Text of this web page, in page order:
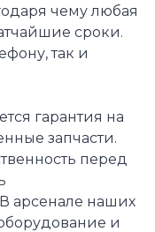
чему любая
сроки.
так и
гарантия на
запчасти.
перед
арсенале наших
и